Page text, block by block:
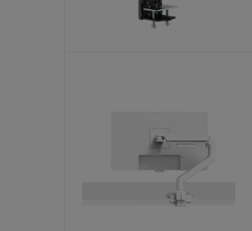
132cm(52인치)